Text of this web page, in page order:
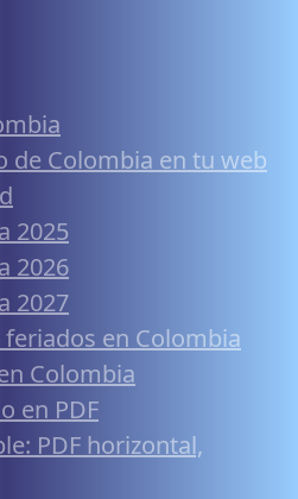
de Colombia en tu web
2025
2026
2027
en Colombia
Colombia
en PDF
PDF horizontal,